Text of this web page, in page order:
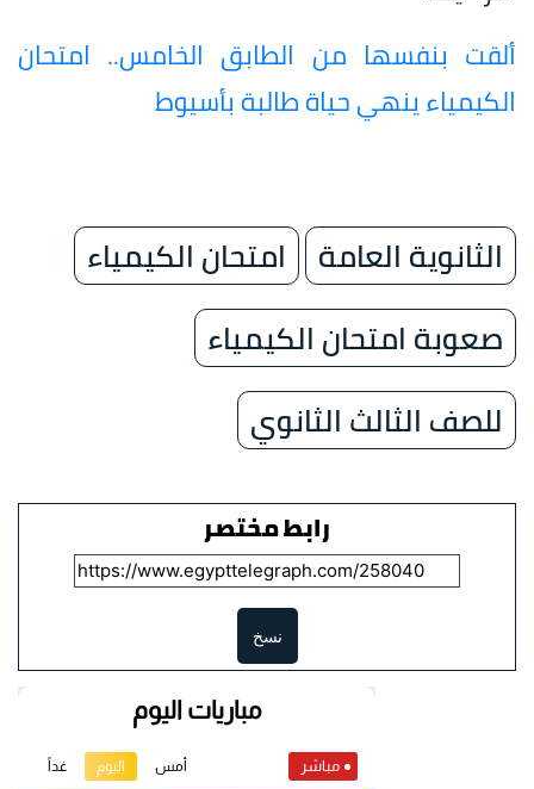
ألقت بنفسها من الطابق الخامس.. امتحان
الكيمياء ينهي حياة طالبة بأسيوط
الثانوية العامة
امتحان الكيمياء
صعوبة امتحان الكيمياء
للصف الثالث الثانوي
رابط مختصر
نسخ